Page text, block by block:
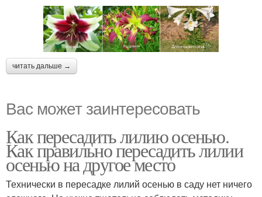
читать дальше →
Вас может заинтересовать
Как пересадить лилию осенью.
Как правильно пересадить лилии
осенью на другое место
Технически в пересадке лилий осенью в саду нет ничего